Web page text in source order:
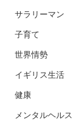
サラリーマン
子育て
世界情勢
イギリス生活
健康
メンタルヘルス